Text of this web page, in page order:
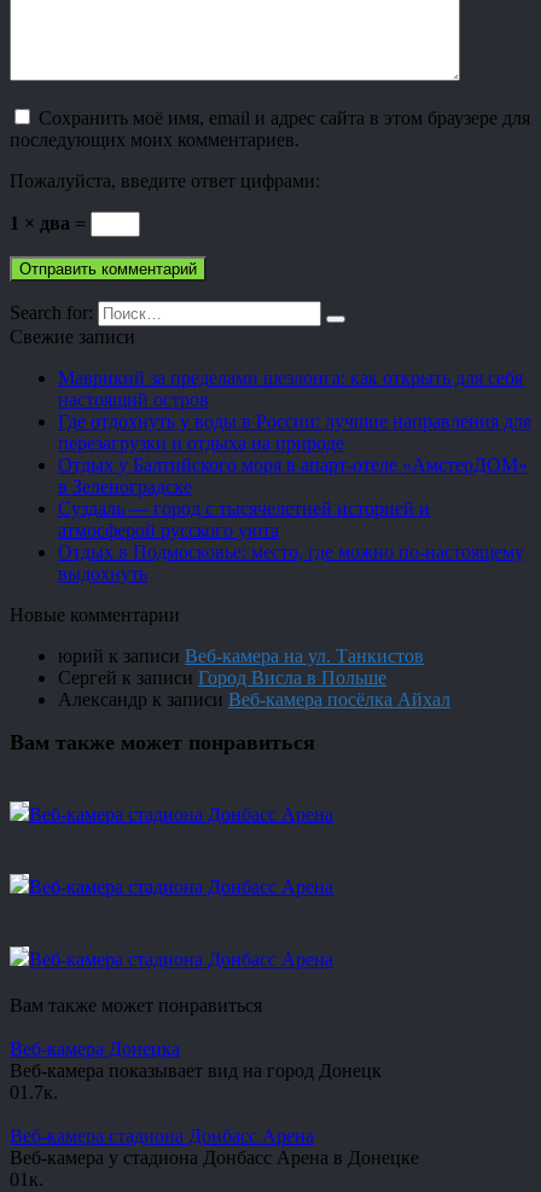
Сохранить моё имя, email и адрес сайта в этом браузере для
последующих моих комментариев.
Пожалуйста, введите ответ цифрами:
1 × два =
Search for:
Свежие записи
Маврикий за пределами шезлонга: как открыть для себя
настоящий остров
Где отдохнуть у воды в России: лучшие направления для
перезагрузки и отдыха на природе
Отдых у Балтийского моря в апарт-отеле «АмстерДОМ»
в Зеленоградске
Суздаль — город с тысячелетней историей и
атмосферой русского уюта
Отдых в Подмосковье: место, где можно по-настоящему
выдохнуть
Новые комментарии
юрий к записи Веб-камера на ул. Танкистов
Сергей к записи Город Висла в Польше
Александр к записи Веб-камера посёлка Айхал
Вам также может понравиться
Веб-камера стадиона Донбасс Арена
Веб-камера стадиона Донбасс Арена
Веб-камера стадиона Донбасс Арена
Вам также может понравиться
Веб-камера Донецка
Веб-камера показывает вид на город Донецк
01.7к.
Веб-камера стадиона Донбасс Арена
Веб-камера у стадиона Донбасс Арена в Донецке
01к.